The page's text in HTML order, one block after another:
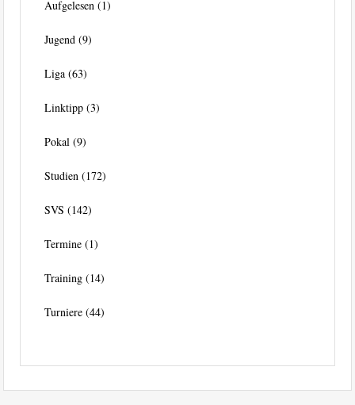
Aufgelesen (1)
Jugend (9)
Liga (63)
Linktipp (3)
Pokal (9)
Studien (172)
SVS (142)
Termine (1)
Training (14)
Turniere (44)